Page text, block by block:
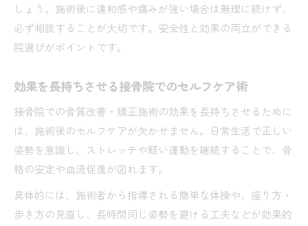
しょう。施術後に違和感や痛みが強い場合は無理に続けず、
必ず相談することが大切です。安全性と効果の両立ができる
院選びがポイントです。
効果を長持ちさせる接骨院でのセルフケア術
接骨院での骨質改善・矯正施術の効果を長持ちさせるために
は、施術後のセルフケアが欠かせません。日常生活で正しい
姿勢を意識し、ストレッチや軽い運動を継続することで、骨
格の安定や血流促進が図れます。
具体的には、施術者から指導される簡単な体操や、座り方・
歩き方の見直し、長時間同じ姿勢を避ける工夫などが効果的